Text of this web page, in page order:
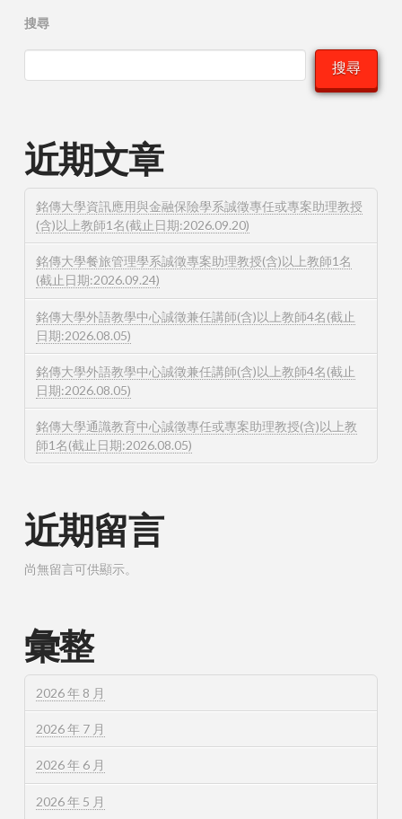
搜尋
搜尋
近期文章
銘傳大學資訊應用與金融保險學系誠徵專任或專案助理教授
(含)以上教師1名(截止日期:2026.09.20)
銘傳大學餐旅管理學系誠徵專案助理教授(含)以上教師1名
(截止日期:2026.09.24)
銘傳大學外語教學中心誠徵兼任講師(含)以上教師4名(截止
日期:2026.08.05)
銘傳大學外語教學中心誠徵兼任講師(含)以上教師4名(截止
日期:2026.08.05)
銘傳大學通識教育中心誠徵專任或專案助理教授(含)以上教
師1名(截止日期:2026.08.05)
近期留言
尚無留言可供顯示。
彙整
2026 年 8 月
2026 年 7 月
2026 年 6 月
2026 年 5 月